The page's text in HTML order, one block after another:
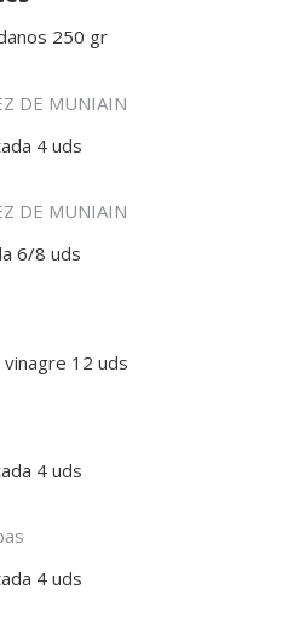
250 gr
DE MUNIAIN
4 uds
DE MUNIAIN
6/8 uds
12 uds
4 uds
4 uds